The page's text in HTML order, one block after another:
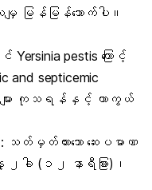
မြန်မြန်သောက်ပါ။
pestis ကြောင့်
and septicemic
ျား ကုသရန်နှင့် ကာကွယ်
မှတ်ထားသော ဆေးပမာဏ
ေ့ ၂ခါ (၁၂ နာရီခြား)၊